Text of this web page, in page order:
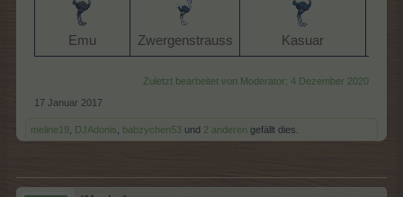
Emu​ Zwergenstrauss​ Kasuar​
Zuletzt bearbeitet von Moderator: 4 Dezember 2020
17 Januar 2017
meline19 DJAdonis babzychen53 und 2 anderen gefällt dies.